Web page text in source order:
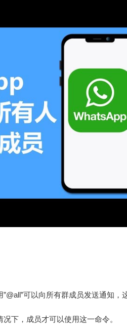
”@all”可以向所有群成员发送通知，
下，成员才可以使用这一命令。